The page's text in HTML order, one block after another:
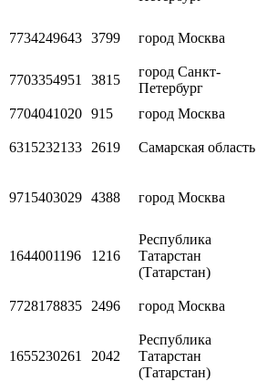
7734249643 3799 город Москва
7703354951 3815
город Санкт-
Петербург
7704041020 915 город Москва
6315232133 2619 Самарская область
9715403029 4388 город Москва
1644001196 1216
Республика
Татарстан
(Татарстан)
7728178835 2496 город Москва
1655230261 2042
Республика
Татарстан
(Татарстан)